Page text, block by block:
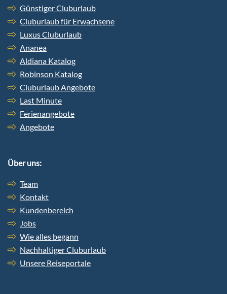
Günstiger Cluburlaub
Cluburlaub für Erwachsene
Luxus Cluburlaub
Ananea
Aldiana Katalog
Robinson Katalog
Cluburlaub Angebote
Last Minute
Ferienangebote
Angebote
Über uns:
Team
Kontakt
Kundenbereich
Jobs
Wie alles begann
Nachhaltiger Cluburlaub
Unsere Reiseportale